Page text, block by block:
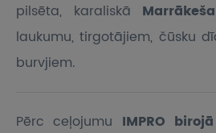
pilsēta, karaliskā Marrākeša
laukumu, tirgotājiem, čūsku
burvjiem.
Pērc ceļojumu IMPRO birojā